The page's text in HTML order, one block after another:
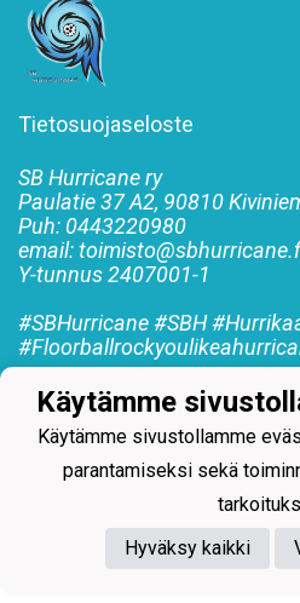
Tietosuojaseloste
SB Hurricane ry
Paulatie 37 A2, 90810
Puh: 0443220980
email:
Y-tunnus2407001-1
#SBHurricane #SBH
Käytämme
Käytämme sivustollamme
parantamiseksi sekä
Hyväksy kaikki